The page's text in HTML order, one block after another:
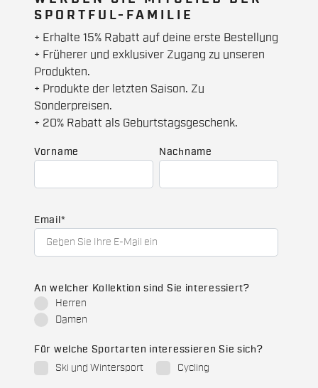
SPORTFUL-FAMILIE
+ Erhalte 15% Rabatt auf deine erste Bestellung
+ Früherer und exklusiver Zugang zu unseren
Produkten.
+ Produkte der letzten Saison. Zu
Sonderpreisen.
+ 20% Rabatt als Geburtstagsgeschenk.
Vorname Nachname
Email *
An welcher Kollektion sind Sie interessiert?
Herren
Damen
Für welche Sportarten interessieren Sie sich?
Ski und Wintersport
Cycling